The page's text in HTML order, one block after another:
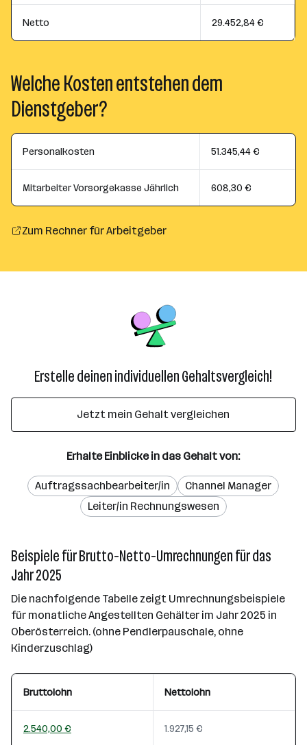
Netto 29.452,84 €
Welche Kosten entstehen dem
Dienstgeber?
Personalkosten 51.345,44 €
Mitarbeiter Vorsorgekasse Jährlich 608,30 €
Zum Rechner für Arbeitgeber
Erstelle deinen individuellen Gehaltsvergleich!
Jetzt mein Gehalt vergleichen
Erhalte Einblicke in das Gehalt von:
Auftragssachbearbeiter/in
Channel Manager
Leiter/in Rechnungswesen
Beispiele für Brutto-Netto-Umrechnungen für das
Jahr 2025
Die nachfolgende Tabelle zeigt Umrechnungsbeispiele
für monatliche Angestellten Gehälter im Jahr 2025 in
Oberösterreich. (ohne Pendlerpauschale, ohne
Kinderzuschlag)
Bruttolohn Nettolohn
2.540,00 € 1.927,15 €